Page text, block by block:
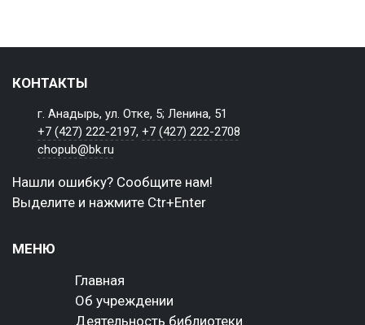
КОНТАКТЫ
г. Анадырь, ул. Отке, 5; Ленина, 51
+7 (427) 222-2197,+7 (427) 222-2708
chopub@bk.ru
Нашли ошибку? Сообщите нам!
Выделите и нажмите Ctr+Enter
МЕНЮ
Главная
Об учреждении
Деятельность библиотеки